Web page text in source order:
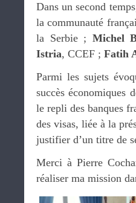
Dans un second
la communauté
la Serbie ; Michel
Istria, CCEF ; Fatih
Parmi les sujets
succès économiques
le repli des banques
des visas, liée à la
justifier d’un titre de
Merci à Pierre
réaliser ma mission